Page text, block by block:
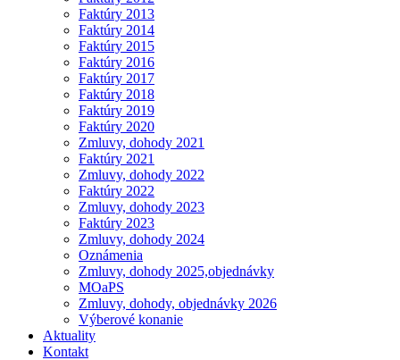
Faktúry 2013
Faktúry 2014
Faktúry 2015
Faktúry 2016
Faktúry 2017
Faktúry 2018
Faktúry 2019
Faktúry 2020
Zmluvy, dohody 2021
Faktúry 2021
Zmluvy, dohody 2022
Faktúry 2022
Zmluvy, dohody 2023
Faktúry 2023
Zmluvy, dohody 2024
Oznámenia
Zmluvy, dohody 2025,objednávky
MOaPS
Zmluvy, dohody, objednávky 2026
Výberové konanie
Aktuality
Kontakt